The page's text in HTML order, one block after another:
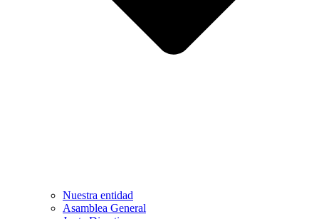
Nuestra entidad
Asamblea General